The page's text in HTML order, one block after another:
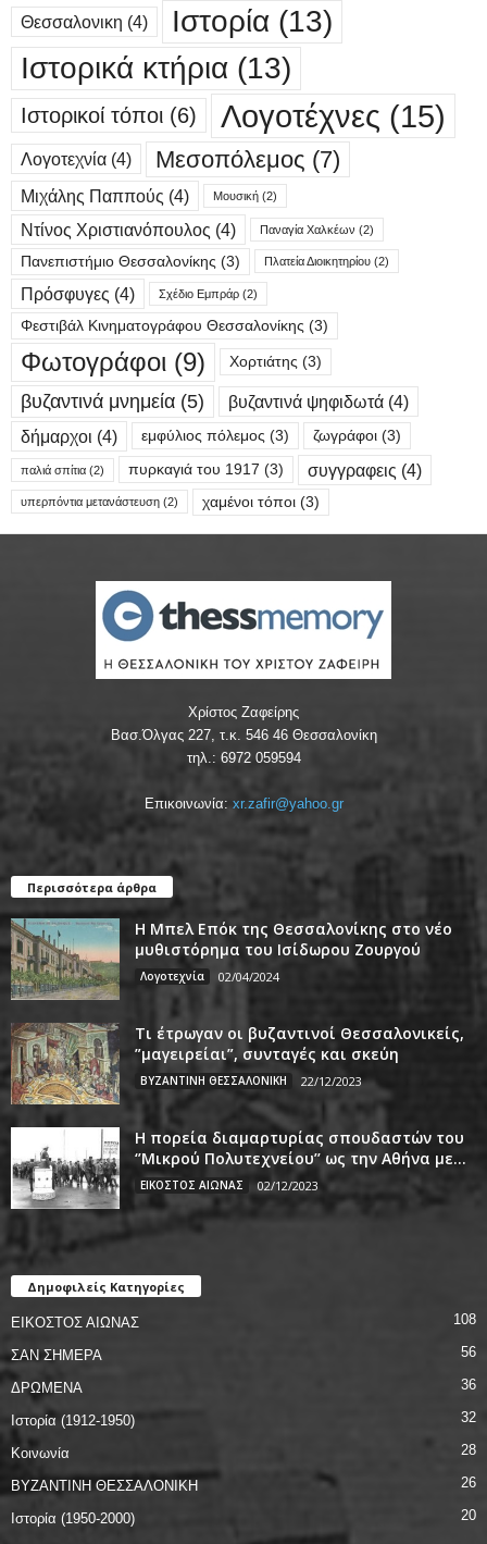
Θεσσαλονικη (4) Ιστορία (13)
Ιστορικά κτήρια (13)
Ιστορικοί τόποι (6) Λογοτέχνες (15)
Λογοτεχνία (4) Μεσοπόλεμος (7)
Μιχάλης Παππούς (4) Μουσική (2)
Ντίνος Χριστιανόπουλος (4) Παναγία Χαλκέων (2)
Πανεπιστήμιο Θεσσαλονίκης (3) Πλατεία Διοικητηρίου (2)
Πρόσφυγες (4) Σχέδιο Εμπράρ (2)
Φεστιβάλ Κινηματογράφου Θεσσαλονίκης (3)
Φωτογράφοι (9) Χορτιάτης (3)
βυζαντινά μνημεία (5) βυζαντινά ψηφιδωτά (4)
δήμαρχοι (4) εμφύλιος πόλεμος (3) ζωγράφοι (3)
παλιά σπίτια (2) πυρκαγιά του 1917 (3) συγγραφεις (4)
υπερπόντια μετανάστευση (2) χαμένοι τόποι (3)
Χρίστος Ζαφείρης
Βασ.Όλγας 227, τ.κ. 546 46 Θεσσαλονίκη
τηλ.: 6972 059594
Επικοινωνία: xr.zafir@yahoo.gr
Περισσότερα άρθρα
Η Μπελ Επόκ της Θεσσαλονίκης στο νέο
μυθιστόρημα του Ισίδωρου Ζουργού
Λογοτεχνία 02/04/2024
Τι έτρωγαν οι βυζαντινοί Θεσσαλονικείς,
”μαγειρείαι”, συνταγές και σκεύη
ΒΥΖΑΝΤΙΝΗ ΘΕΣΣΑΛΟΝΙΚΗ 22/12/2023
Η πορεία διαμαρτυρίας σπουδαστών του
‘’Μικρού Πολυτεχνείου’’ ως την Αθήνα με...
ΕΙΚΟΣΤΟΣ ΑΙΩΝΑΣ 02/12/2023
Δημοφιλείς Κατηγορίες
ΕΙΚΟΣΤΟΣ ΑΙΩΝΑΣ 108
ΣΑΝ ΣΗΜΕΡΑ 56
ΔΡΩΜΕΝΑ 36
Ιστορία (1912-1950) 32
Κοινωνία 28
ΒΥΖΑΝΤΙΝΗ ΘΕΣΣΑΛΟΝΙΚΗ 26
Ιστορία (1950-2000) 20